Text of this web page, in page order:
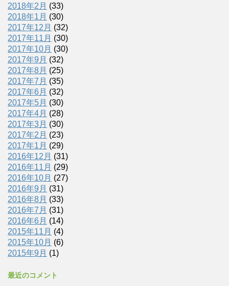
2018年2月 (33)
2018年1月 (30)
2017年12月 (32)
2017年11月 (30)
2017年10月 (30)
2017年9月 (32)
2017年8月 (25)
2017年7月 (35)
2017年6月 (32)
2017年5月 (30)
2017年4月 (28)
2017年3月 (30)
2017年2月 (23)
2017年1月 (29)
2016年12月 (31)
2016年11月 (29)
2016年10月 (27)
2016年9月 (31)
2016年8月 (33)
2016年7月 (31)
2016年6月 (14)
2015年11月 (4)
2015年10月 (6)
2015年9月 (1)
最近のコメント